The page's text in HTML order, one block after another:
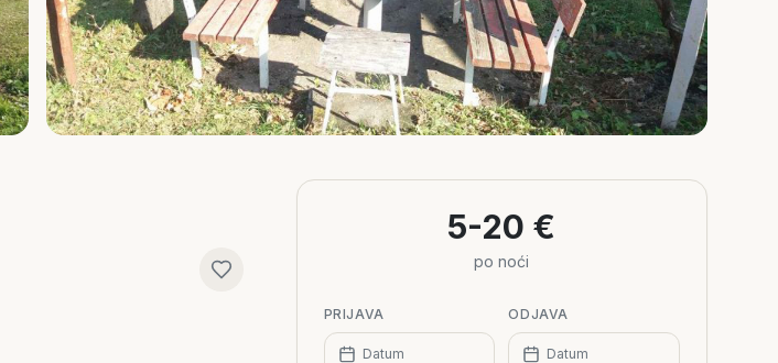
5-20 €
po noći
PRIJAVA
Datum
ODJAVA
Datum